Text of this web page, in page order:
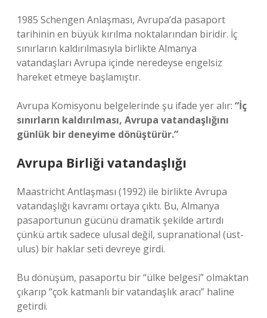
1985 Schengen Anlaşması, Avrupa’da pasaport
tarihinin en büyük kırılma noktalarından biridir. İç
sınırların kaldırılmasıyla birlikte Almanya
vatandaşları Avrupa içinde neredeyse engelsiz
hareket etmeye başlamıştır.
Avrupa Komisyonu belgelerinde şu ifade yer alır: “İç
sınırların kaldırılması, Avrupa vatandaşlığını
günlük bir deneyime dönüştürür.”
Avrupa Birliği vatandaşlığı
Maastricht Antlaşması (1992) ile birlikte Avrupa
vatandaşlığı kavramı ortaya çıktı. Bu, Almanya
pasaportunun gücünü dramatik şekilde artırdı
çünkü artık sadece ulusal değil, supranational (üst-
ulus) bir haklar seti devreye girdi.
Bu dönüşüm, pasaportu bir “ülke belgesi” olmaktan
çıkarıp “çok katmanlı bir vatandaşlık aracı” haline
getirdi.